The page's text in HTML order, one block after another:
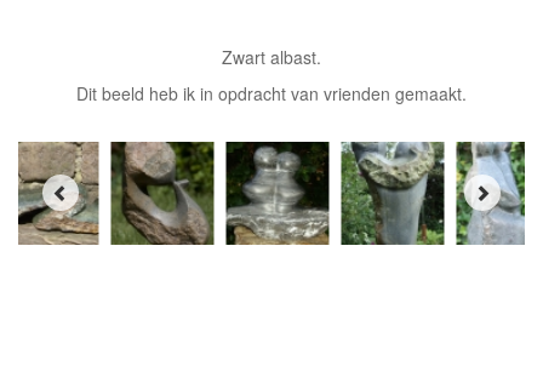
Zwart albast.
Dit beeld heb ik in opdracht van vrienden gemaakt.